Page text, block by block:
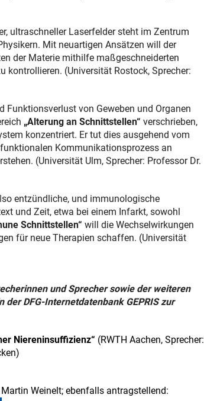
ultraschneller Laserfelder steht im Zentrum
Mit neuartigen Ansätzen will der
der Materie mithilfe maßgeschneiderten
(Universität Rostock, Sprecher:
Funktionsverlust von Geweben und Organen
„Alterung an Schnittstellen“ verschrieben,
konzentriert. Er tut dies ausgehend vom
Kommunikationsprozess an
(Universität Ulm, Sprecher: Professor Dr.
entzündliche, und immunologische
und Zeit, etwa bei einem Infarkt, sowohl
Schnittstellen“ will die Wechselwirkungen
für neue Therapien schaffen. (Universität
und Sprecher sowie der weiteren
DFG-Internetdatenbank GEPRIS zur
Niereninsuffizienz“ (RWTH Aachen, Sprecher:
Weinelt; ebenfalls antragstellend: